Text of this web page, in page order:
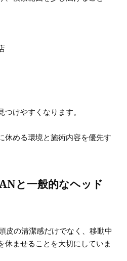
けやすくなります。
休める環境と施術内容を優先す
と一般的なヘッド
の清潔感だけでなく、移動中
休ませることを大切にしていま